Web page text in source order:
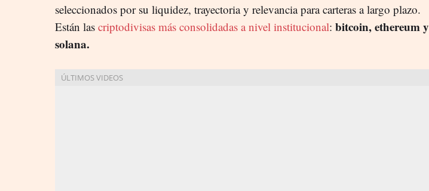
seleccionados por su liquidez, trayectoria y relevancia para carteras a largo plazo.
Están las criptodivisas más consolidadas a nivel institucional: bitcoin, ethereum y
solana.